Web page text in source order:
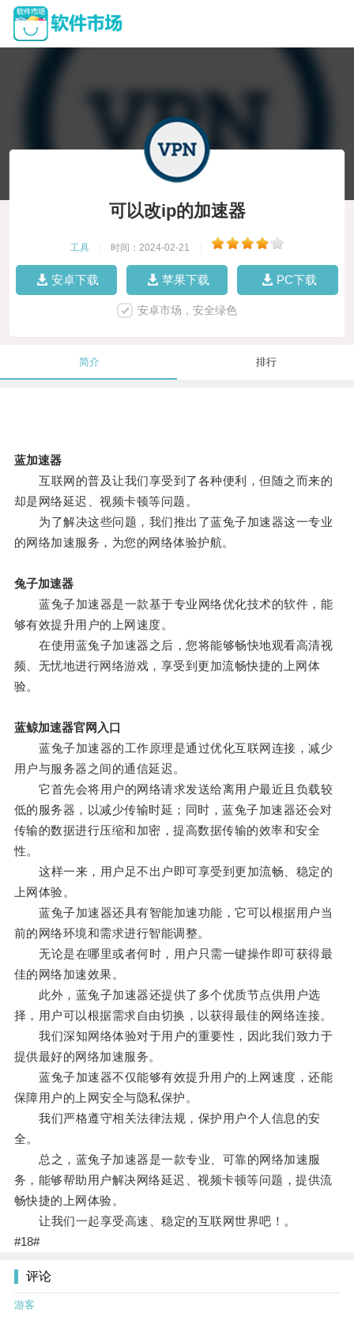
可以改ip的加速器
工具 时间：2024-02-21
安卓下载 苹果下载 PC下载
安卓市场，安全绿色
简介 排行
蓝加速器
互联网的普及让我们享受到了各种便利，但随之而来的
却是网络延迟、视频卡顿等问题。
为了解决这些问题，我们推出了蓝兔子加速器这一专业
的网络加速服务，为您的网络体验护航。
兔子加速器
蓝兔子加速器是一款基于专业网络优化技术的软件，能
够有效提升用户的上网速度。
在使用蓝兔子加速器之后，您将能够畅快地观看高清视
频、无忧地进行网络游戏，享受到更加流畅快捷的上网体
验。
蓝鲸加速器官网入口
蓝兔子加速器的工作原理是通过优化互联网连接，减少
用户与服务器之间的通信延迟。
它首先会将用户的网络请求发送给离用户最近且负载较
低的服务器，以减少传输时延；同时，蓝兔子加速器还会对
传输的数据进行压缩和加密，提高数据传输的效率和安全
性。
这样一来，用户足不出户即可享受到更加流畅、稳定的
上网体验。
蓝兔子加速器还具有智能加速功能，它可以根据用户当
前的网络环境和需求进行智能调整。
无论是在哪里或者何时，用户只需一键操作即可获得最
佳的网络加速效果。
此外，蓝兔子加速器还提供了多个优质节点供用户选
择，用户可以根据需求自由切换，以获得最佳的网络连接。
我们深知网络体验对于用户的重要性，因此我们致力于
提供最好的网络加速服务。
蓝兔子加速器不仅能够有效提升用户的上网速度，还能
保障用户的上网安全与隐私保护。
我们严格遵守相关法律法规，保护用户个人信息的安
全。
总之，蓝兔子加速器是一款专业、可靠的网络加速服
务，能够帮助用户解决网络延迟、视频卡顿等问题，提供流
畅快捷的上网体验。
让我们一起享受高速、稳定的互联网世界吧！。
#18#
评论
游客